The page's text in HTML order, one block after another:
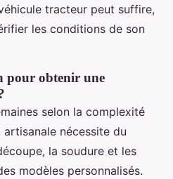
tracteur peut suffire,
les conditions de son
pour obtenir une
selon la complexité
nécessite du
la soudure et les
modèles personnalisés.